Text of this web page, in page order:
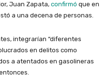
Juan Zapata, confirmó que en
a una decena de personas.
integrarían “diferentes
en delitos como
a atentados en gasolineras